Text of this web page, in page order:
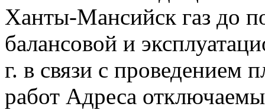
Ханты-Мансийск газ до
балансовой и
г. в связи с проведением
работ Адреса